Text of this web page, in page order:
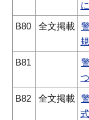
B80 全文掲載
B81
B82 全文掲載